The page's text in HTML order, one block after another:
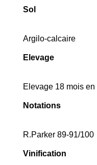
Sol
Argilo-calcaire
Elevage
Elevage 18 mois en
Notations
R.Parker 89-91/100
Vinification